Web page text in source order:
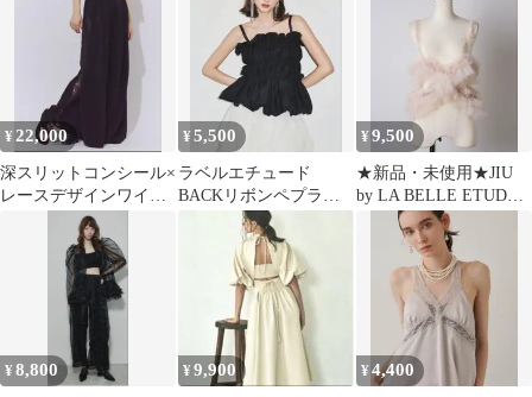
¥22,000
深スリットコンシール×
レースデザインワイド
¥5,500
ラベルエチュード
BACKリボンペプラム
バルーンTOPS 黒
¥9,500
★新品・未使用★JIU
by LA BELLE ETUDE
／チュール ビスチェ
¥8,800 ¥9,900 ¥4,400